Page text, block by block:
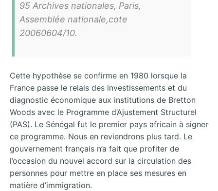
95 Archives nationales, Paris,
Assemblée nationale,cote
20060604/10.
Cette hypothèse se confirme en 1980 lorsque la
France passe le relais des investissements et du
diagnostic économique aux institutions de Bretton
Woods avec le Programme d’Ajustement Structurel
(PAS). Le Sénégal fut le premier pays africain à signer
ce programme. Nous en reviendrons plus tard. Le
gouvernement français n’a fait que profiter de
l’occasion du nouvel accord sur la circulation des
personnes pour mettre en place ses mesures en
matière d’immigration.